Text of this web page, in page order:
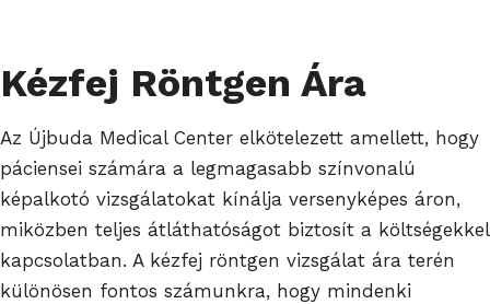
Kézfej Röntgen Ára
Az Újbuda Medical Center elkötelezett amellett, hogy
páciensei számára a legmagasabb színvonalú
képalkotó vizsgálatokat kínálja versenyképes áron,
miközben teljes átláthatóságot biztosít a költségekkel
kapcsolatban. A kézfej röntgen vizsgálat ára terén
különösen fontos számunkra, hogy mindenki